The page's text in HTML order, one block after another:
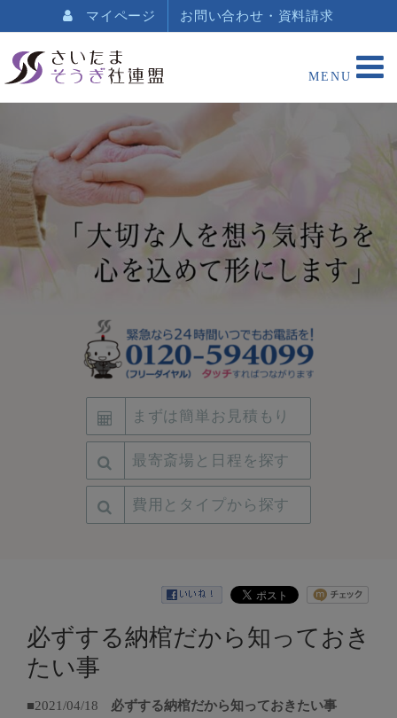
マイページ お問い合わせ・資料請求
まずは簡単お見積もり
最寄斎場と日程を探す
費用とタイプから探す
必ずする納棺だから知っておき
たい事
■2021/04/18 必ずする納棺だから知っておきたい事